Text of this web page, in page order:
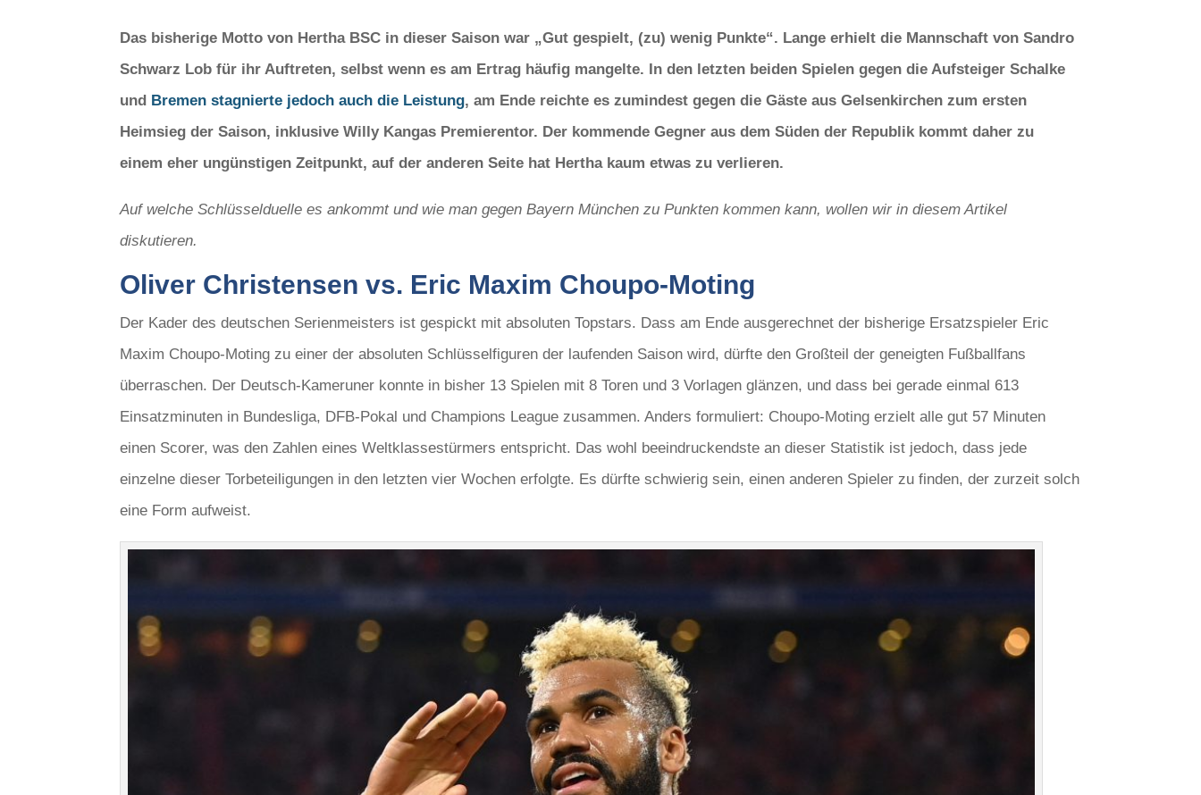
Das bisherige Motto von Hertha BSC in dieser Saison war „Gut gespielt, (zu) wenig Punkte“. Lange erhielt die Mannschaft von Sandro
Schwarz Lob für ihr Auftreten, selbst wenn es am Ertrag häufig mangelte. In den letzten beiden Spielen gegen die Aufsteiger Schalke
und Bremen stagnierte jedoch auch die Leistung, am Ende reichte es zumindest gegen die Gäste aus Gelsenkirchen zum ersten
Heimsieg der Saison, inklusive Willy Kangas Premierentor. Der kommende Gegner aus dem Süden der Republik kommt daher zu
einem eher ungünstigen Zeitpunkt, auf der anderen Seite hat Hertha kaum etwas zu verlieren.
Auf welche Schlüsselduelle es ankommt und wie man gegen Bayern München zu Punkten kommen kann, wollen wir in diesem Artikel
diskutieren.
Oliver Christensen vs. Eric Maxim Choupo-Moting
Der Kader des deutschen Serienmeisters ist gespickt mit absoluten Topstars. Dass am Ende ausgerechnet der bisherige Ersatzspieler Eric
Maxim Choupo-Moting zu einer der absoluten Schlüsselfiguren der laufenden Saison wird, dürfte den Großteil der geneigten Fußballfans
überraschen. Der Deutsch-Kameruner konnte in bisher 13 Spielen mit 8 Toren und 3 Vorlagen glänzen, und dass bei gerade einmal 613
Einsatzminuten in Bundesliga, DFB-Pokal und Champions League zusammen. Anders formuliert: Choupo-Moting erzielt alle gut 57 Minuten
einen Scorer, was den Zahlen eines Weltklassestürmers entspricht. Das wohl beeindruckendste an dieser Statistik ist jedoch, dass jede
einzelne dieser Torbeteiligungen in den letzten vier Wochen erfolgte. Es dürfte schwierig sein, einen anderen Spieler zu finden, der zurzeit solch
eine Form aufweist.